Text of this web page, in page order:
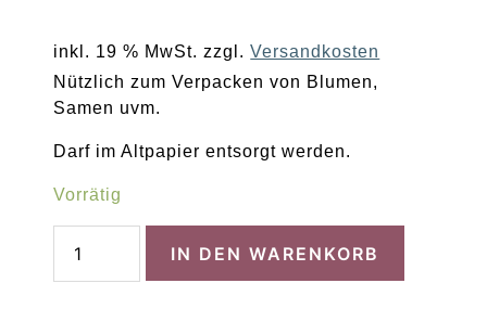
inkl. 19 % MwSt. zzgl.Versandkosten
Nützlich zum Verpacken von Blumen,
Samen uvm.
Darf im Altpapier entsorgt werden.
Vorrätig
Klebeband
IN DEN WARENKORB